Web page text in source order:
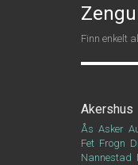
Finn enkelt
Akershus
Ås Asker
Fet Frogn
Nannestad